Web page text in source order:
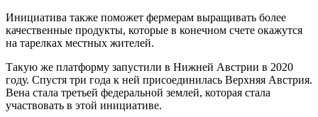
Инициатива также поможет фермерам выращивать более
качественные продукты, которые в конечном счете окажутся
на тарелках местных жителей.
Такую же платформу запустили в Нижней Австрии в 2020
году. Спустя три года к ней присоединилась Верхняя Австрия.
Вена стала третьей федеральной землей, которая стала
участвовать в этой инициативе.